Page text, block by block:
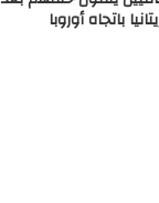
باتجاه أوروبا